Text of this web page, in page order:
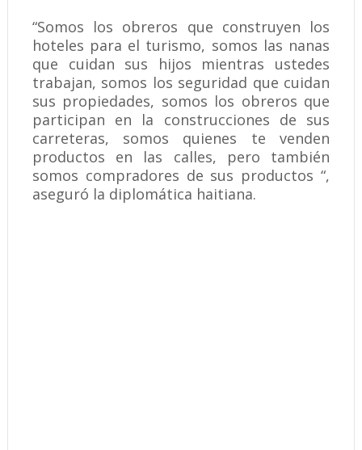
“Somos los obreros que construyen los
hoteles para el turismo, somos las nanas
que cuidan sus hijos mientras ustedes
trabajan, somos los seguridad que cuidan
sus propiedades, somos los obreros que
participan en la construcciones de sus
carreteras, somos quienes te venden
productos en las calles, pero también
somos compradores de sus productos “,
aseguró la diplomática haitiana.